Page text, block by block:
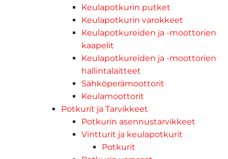
Keulapotkurin putket
Keulapotkurin varokkeet
Keulapotkureiden ja -moottorien
kaapelit
Keulapotkureiden ja -moottorien
hallintalaitteet
Sähköperämoottorit
Keulamoottorit
Potkurit ja Tarvikkeet
Potkurin asennustarvikkeet
Vintturit ja keulapotkurit
Potkurit